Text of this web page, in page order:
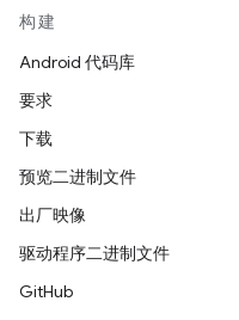
构建
Android 代码库
要求
下载
预览二进制文件
出厂映像
驱动程序二进制文件
GitHub